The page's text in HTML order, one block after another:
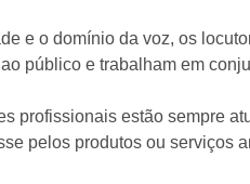
e o domínio da voz, os
público e trabalham em
profissionais estão sempre
pelos produtos ou serviços